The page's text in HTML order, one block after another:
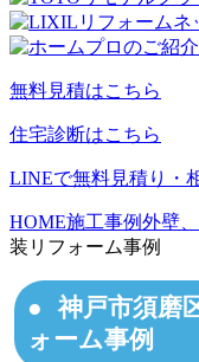
無料見積はこちら
住宅診断はこちら
LINEで無料見積り・
HOME施工事例外壁
装リフォーム事例
神戸市須磨
ォーム事例